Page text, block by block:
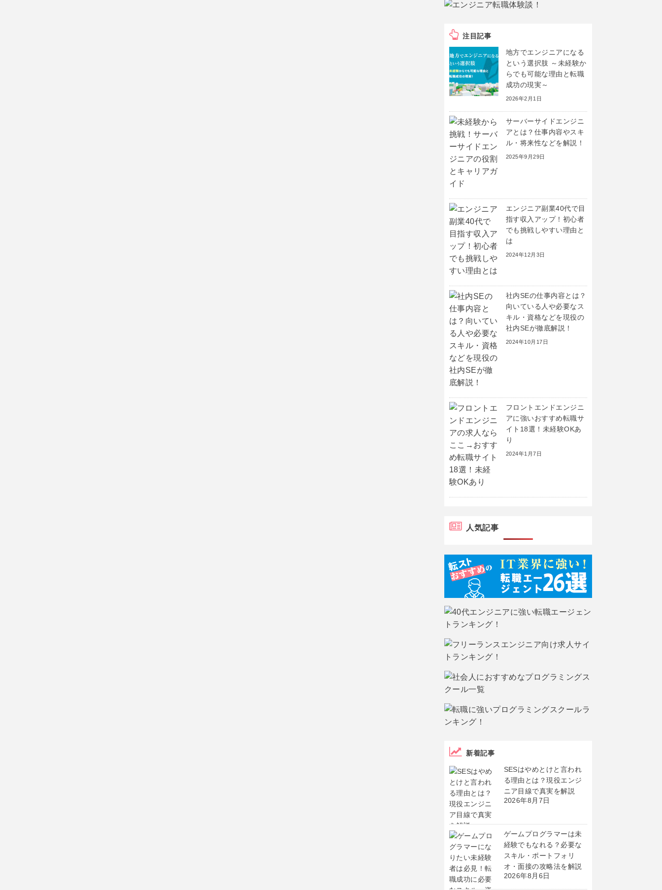
注目記事
地方でエンジニアになる
という選択肢 ～未経験か
らでも可能な理由と転職
成功の現実～
2026年2月1日
サーバーサイドエンジニ
アとは？仕事内容やスキ
ル・将来性などを解説！
2025年9月29日
エンジニア副業40代で目
指す収入アップ！初心者
でも挑戦しやすい理由と
は
2024年12月3日
社内SEの仕事内容とは？
向いている人や必要なス
キル・資格などを現役の
社内SEが徹底解説！
2024年10月17日
フロントエンドエンジニ
アに強いおすすめ転職サ
イト18選！未経験OKあ
り
2024年1月7日
人気記事
新着記事
SESはやめとけと言われ
る理由とは？現役エンジ
ニア目線で真実を解説
2026年8月7日
ゲームプログラマーは未
経験でもなれる？必要な
スキル・ポートフォリ
オ・面接の攻略法を解説
2026年8月6日